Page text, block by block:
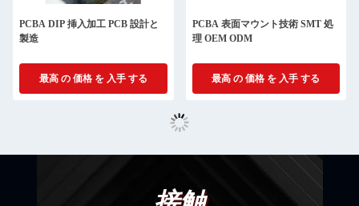
PCBA DIP 挿入加工 PCB 設計と
製造
最高 の 価格 を 入手 する
PCBA 表面マウント技術 SMT 処
理 OEM ODM
最高 の 価格 を 入手 する